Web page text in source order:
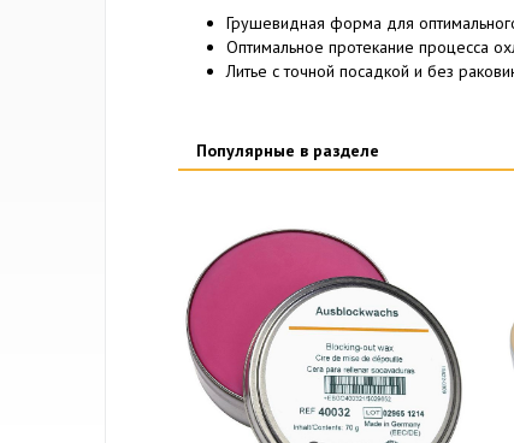
Грушевидная форма для
Оптимальное протекание процесса
Литье с точной посадкой и без
Популярные в разделе